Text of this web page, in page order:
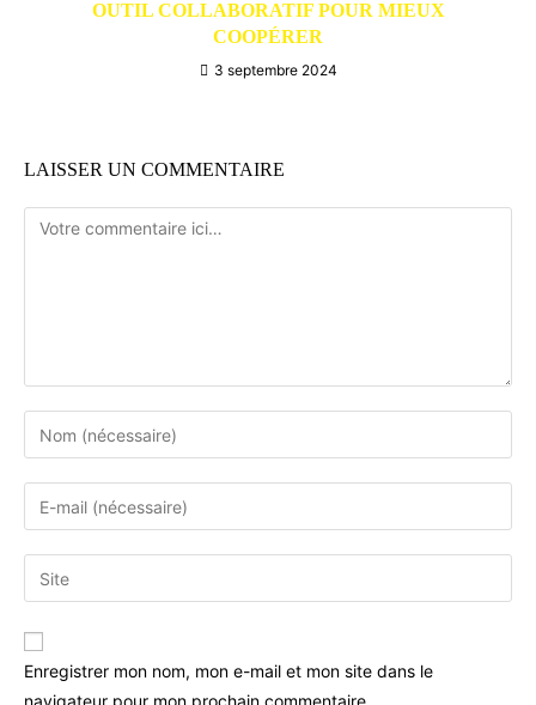
OUTIL COLLABORATIF POUR MIEUX
COOPÉRER
3 septembre 2024
LAISSER UN COMMENTAIRE
Enregistrer mon nom, mon e-mail et mon site dans le
navigateur pour mon prochain commentaire.